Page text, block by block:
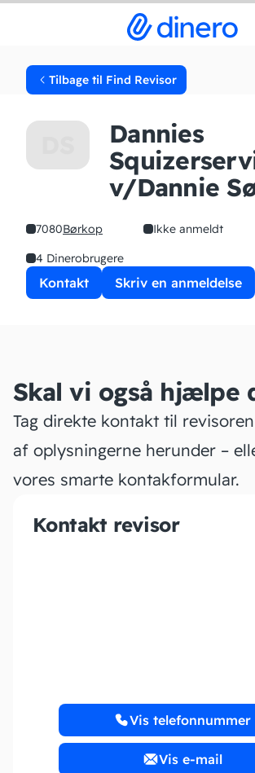
Tilbage til Find Revisor
Dannies
v/Dannie
7080Børkop
Ikke anmeldt
4 Dinerobrugere
Kontakt Skriv en anmeldelse
Skal vi også hjælpe
Tag direkte kontakt til
af oplysningerne herunder –
vores smarte kontakformular.
Kontakt revisor
Vis telefonnummer
Vis e-mail